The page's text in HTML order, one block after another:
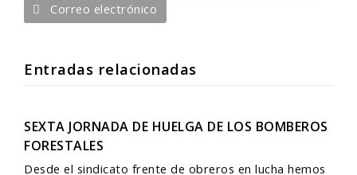
Correo electrónico
Entradas relacionadas
SEXTA JORNADA DE HUELGA DE LOS BOMBEROS
FORESTALES
Desde el sindicato frente de obreros en lucha hemos